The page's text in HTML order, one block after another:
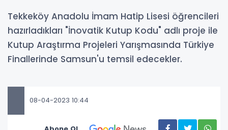
Tekkeköy Anadolu İmam Hatip Lisesi öğrencileri
hazırladıkları "İnovatik Kutup Kodu" adlı proje ile
Kutup Araştırma Projeleri Yarışmasında Türkiye
Finallerinde Samsun'u temsil edecekler.
08-04-2023 10:44